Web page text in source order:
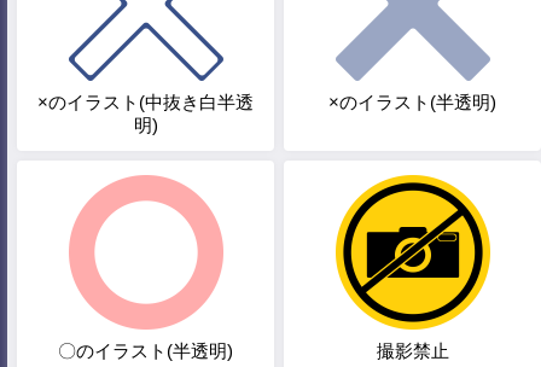
×のイラスト(中抜き白半透
明)
×のイラスト(半透明)
〇のイラスト(半透明) 撮影禁止